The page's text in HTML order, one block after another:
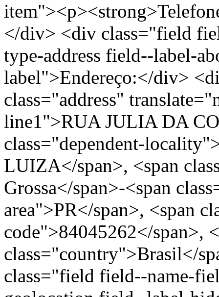
</div> <div class="field
type-address field--label-
label">Endereço:</div>
class="address"
line1">RUA JULIA DA
class="dependent-
LUIZA</span>, <span
Grossa</span>-<span
area">PR</span>, <span
code">84045262</span>,
class="country">Brasil</
class="field field--name-